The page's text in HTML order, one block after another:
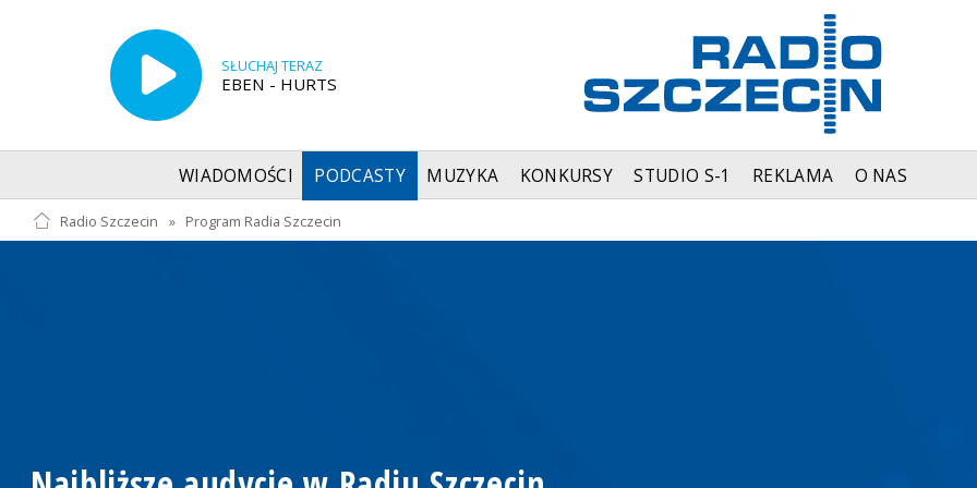
SŁUCHAJ TERAZ
EBEN - HURTS
WIADOMOŚCI PODCASTY MUZYKA KONKURSY STUDIO S-1 REKLAMA O NAS
Radio Szczecin » Program Radia Szczecin